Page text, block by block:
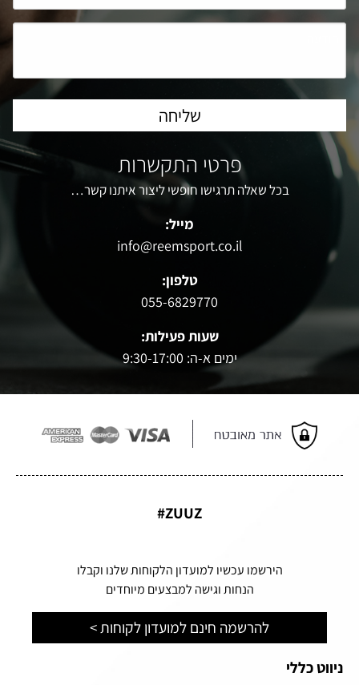
פרטי התקשרות
בכל שאלה תרגישו חופשי ליצור איתנו קשר…
מייל:
info@reemsport.co.il
טלפון:
055-6829770
שעות פעילות:
ימים א-ה: 9:30-17:00
ZUUZ#
הירשמו עכשיו למועדון הלקוחות שלנו וקבלו
הנחות וגישה למבצעים מיוחדים
להרשמה חינם למועדון לקוחות >
ניווט כללי